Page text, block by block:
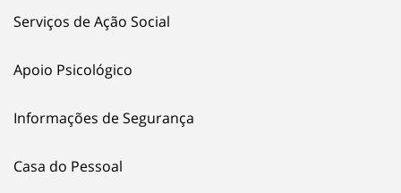
Serviços de Ação Social
Apoio Psicológico
Informações de Segurança
Casa do Pessoal